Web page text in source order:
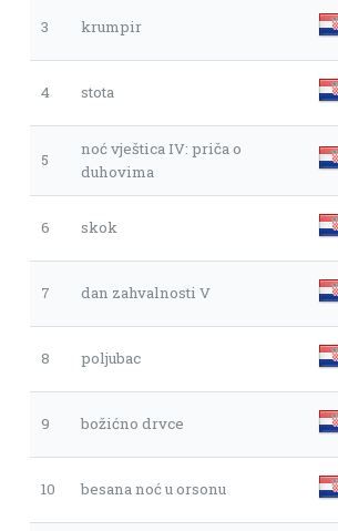
3 krumpir
4 stota
5
noć vještica IV: priča o
duhovima
6 skok
7 dan zahvalnosti V
8 poljubac
9 božićno drvce
10 besana noć u orsonu